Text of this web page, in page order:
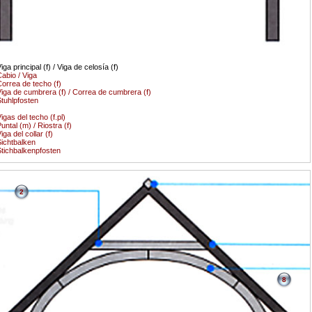
principal (f) / Viga de celosía (f)
/ Viga
de techo (f)
de cumbrera (f) / Correa de cumbrera (f)
del techo (f.pl)
(m) / Riostra (f)
del collar (f)
2
8